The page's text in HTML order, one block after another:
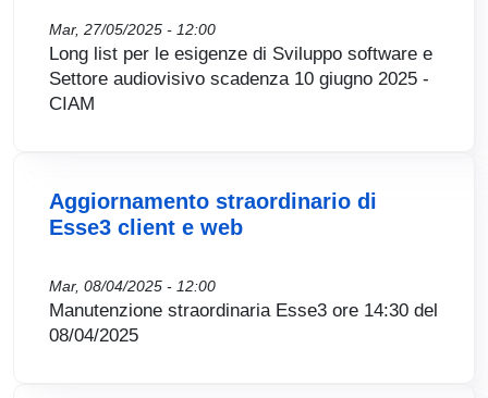
Mar, 27/05/2025 - 12:00
Long list per le esigenze di Sviluppo software e
Settore audiovisivo scadenza 10 giugno 2025 -
CIAM
Aggiornamento straordinario di
Esse3 client e web
Mar, 08/04/2025 - 12:00
Manutenzione straordinaria Esse3 ore 14:30 del
08/04/2025